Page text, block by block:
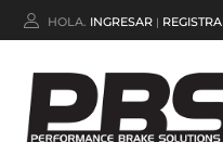
HOLA. INGRESAR |